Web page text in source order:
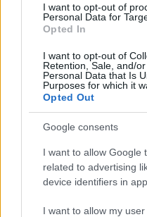
I want to opt-out of
Personal Data for
Opted In
I want to opt-out of
Retention, Sale, and/
Personal Data that Is
Purposes for which it
Opted Out
Google consents
I want to allow Google
related to advertising
device identifiers in
I want to allow my
Az ESET minden
terjedő számítógépes
megtudhatjuk, hogy
veszélyeztetik
számítógépeit. 2015.
10 károkozó terjedt a